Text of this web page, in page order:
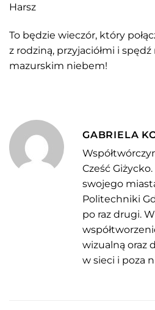
Harsz
To będzie wieczór, który
z rodziną, przyjaciółmi i
mazurskim niebem!
GABRIELA
Cześć
swojego
Politechniki
po raz drugi.
wizualną oraz
w sieci i poza